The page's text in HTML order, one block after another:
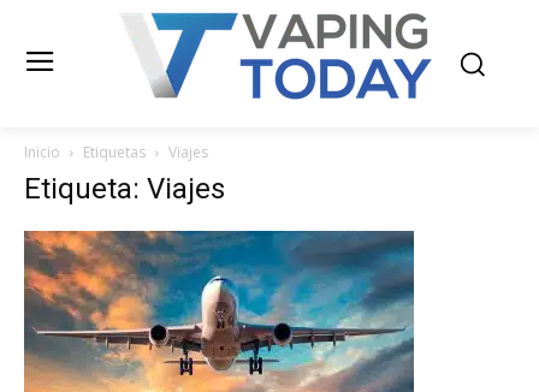
Inicio Etiquetas Viajes
Etiqueta: Viajes